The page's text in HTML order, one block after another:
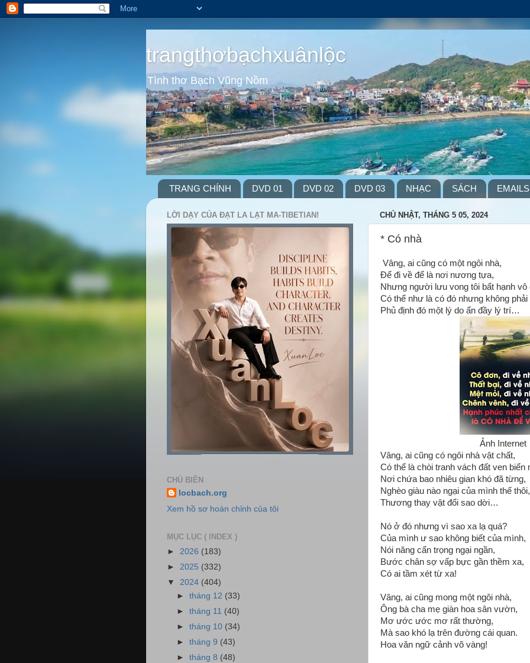
trangthơbạchxuânlộc
Tình thơ Bạch Vũng Nồm
TRANG CHÍNH DVD 01 DVD 02 DVD 03 NHẠC SÁCH EMAILS
CHỦ NHẬT, THÁNG 5 05, 2024
* Có nhà
Vâng, ai cũng có một ngôi nhà,
Để đi về để là nơi nương tựa,
Nhưng người lưu vong tôi bất hạnh vô
Có thể như là có đó nhưng không
Phủ định đó một lý do ẩn đầy lý trí…
Ảnh Internet
Vâng, ai cũng có ngôi nhà vật chất,
Có thể là chòi tranh vách đất ven biển
Nơi chứa bao nhiêu gian khó đã từng,
Nghèo giàu nào ngại của mình thế thôi,
Thương thay vật đổi sao dời…
Nó ở đó nhưng vì sao xa lạ quá?
Của mình ư sao không biết của mình,
Nói năng cẩn trọng ngại ngần,
Bước chân sợ vấp bực gần thềm xa,
Có ai tầm xét từ xa!
Vâng, ai cũng mong một ngôi nhà,
Ông bà cha mẹ giàn hoa sân vườn,
Mơ ước ước mơ rất thường,
Mà sao khó lạ trên đường cái quan.
Hoa văn ngữ cảnh võ vàng!
LỜI DẠY CỦA ĐẠT LA LẠT MA-TIBETIAN!
CHỦ BIÊN
locbach.org
Xem hồ sơ hoàn chỉnh của tôi
MỤC LỤC ( INDEX )
► 2026 (183)
► 2025 (332)
▼ 2024 (404)
►tháng 12 (33)
►tháng 11 (40)
►tháng 10 (34)
►tháng 9 (43)
►tháng 8 (48)